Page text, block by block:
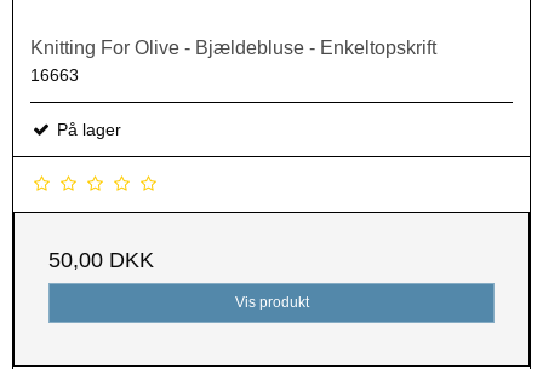
Knitting For Olive - Bjældebluse - Enkeltopskrift
16663
På lager
50,00 DKK
Vis produkt